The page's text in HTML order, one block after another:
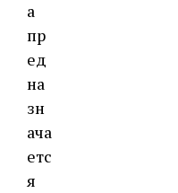
а
пр
ед
на
зн
ача
етс
я